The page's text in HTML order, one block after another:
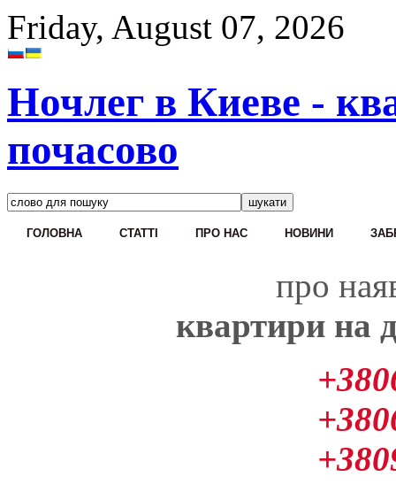
Friday, August 07, 2026
Ночлег в Киеве -
почасово
ГОЛОВНА CТАТТІ ПРО НАС НОВИНИ
про
квартири на